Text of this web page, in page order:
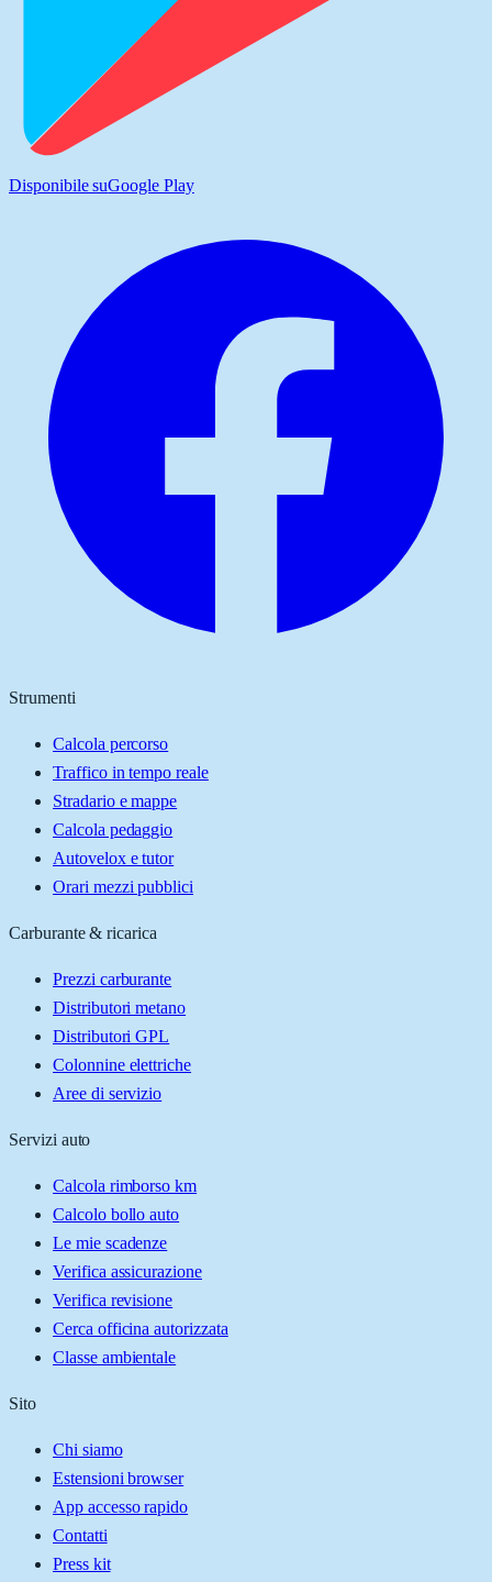
Disponibile suGoogle Play
Strumenti
Calcola percorso
Traffico in tempo reale
Stradario e mappe
Calcola pedaggio
Autovelox e tutor
Orari mezzi pubblici
Carburante & ricarica
Prezzi carburante
Distributori metano
Distributori GPL
Colonnine elettriche
Aree di servizio
Servizi auto
Calcola rimborso km
Calcolo bollo auto
Le mie scadenze
Verifica assicurazione
Verifica revisione
Cerca officina autorizzata
Classe ambientale
Sito
Chi siamo
Estensioni browser
App accesso rapido
Contatti
Press kit